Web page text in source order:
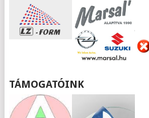
TÁMOGATÓINK